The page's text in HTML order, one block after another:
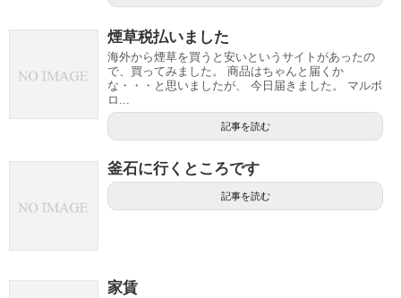
煙草税払いました
海外から煙草を買うと安いというサイトがあったの
で、買ってみました。 商品はちゃんと届くか
な・・・と思いましたが、 今日届きました。 マルボ
ロ...
記事を読む
釜石に行くところです
記事を読む
家賃